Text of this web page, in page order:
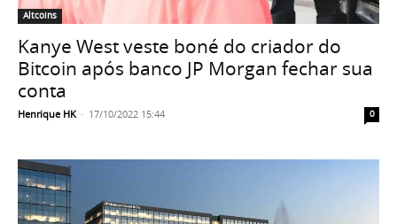
Altcoins
Kanye West veste boné do criador do
Bitcoin após banco JP Morgan fechar sua
conta
Henrique HK - 17/10/2022 15:44 0